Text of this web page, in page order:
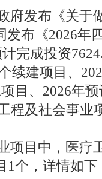
府发布《关于
发布《2026年
完成投资
续建项目、
目、2026年
程及社会事业
项目中，医疗
1个，详情如下